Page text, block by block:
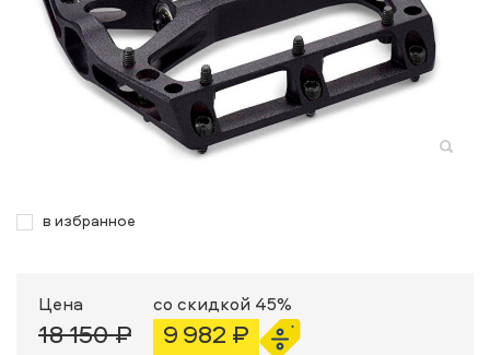
в избранное
Цена
18 150 ₽
со скидкой 45%
9 982 ₽